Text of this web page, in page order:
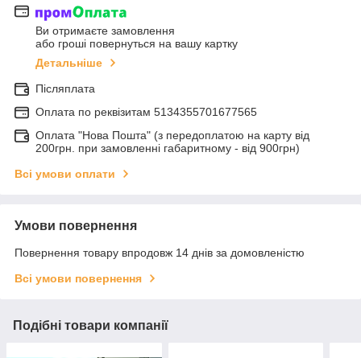
Ви отримаєте замовлення
або гроші повернуться на вашу картку
Детальніше
Післяплата
Оплата по реквiзитам 5134355701677565
Оплата "Нова Пошта" (з передоплатою на карту від
200грн. при замовленні габаритному - від 900грн)
Всі умови оплати
Умови повернення
Повернення товару впродовж 14 днів за домовленістю
Всі умови повернення
Подібні товари компанії